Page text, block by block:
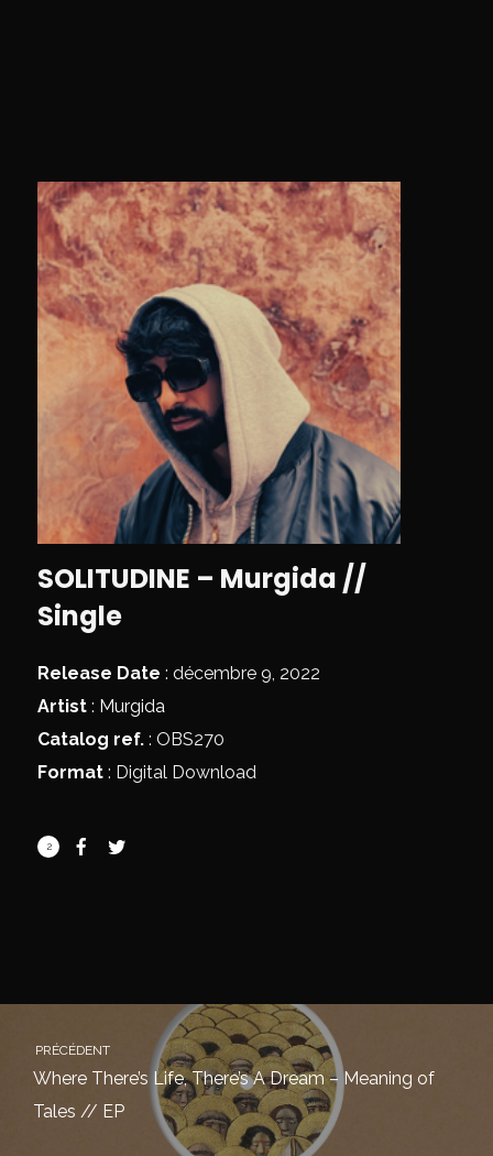
SOLITUDINE – Murgida //
Single
Release Date : décembre 9, 2022
Artist : Murgida
Catalog ref. : OBS270
Format : Digital Download
2
PRÉCÉDENT
Where There’s Life, There’s A Dream – Meaning of
Tales // EP